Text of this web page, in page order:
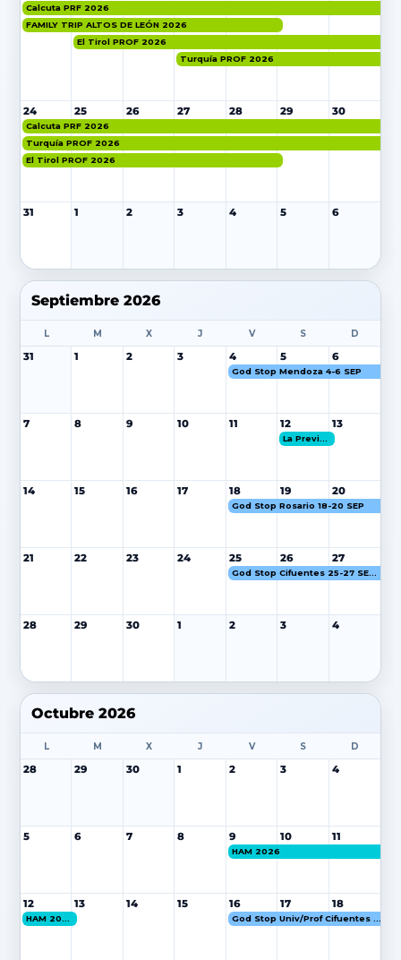
Calcuta PRF 2026
FAMILY TRIP ALTOS DE LEÓN 2026
El Tirol PROF 2026
Turquía PROF 2026
24 25 26 27 28 29 30
Calcuta PRF 2026
Turquía PROF 2026
El Tirol PROF 2026
31 1 2 3 4 5 6
Septiembre 2026
L M X J V S D
31 1 2 3 4 5 6
God Stop Mendoza 4-6 SEP
7 8 9 10 11 12 13
14 15 16 17 18 19 20
God Stop Rosario 18-20 SEP
21 22 23 24 25 26 27
God Stop Cifuentes 25-27 SEP 26
28 29 30 1 2 3 4
Octubre 2026
L M X J V S D
28 29 30 1 2 3 4
5 6 7 8 9 10 11
HAM 2026
12 13 14 15 16 17 18